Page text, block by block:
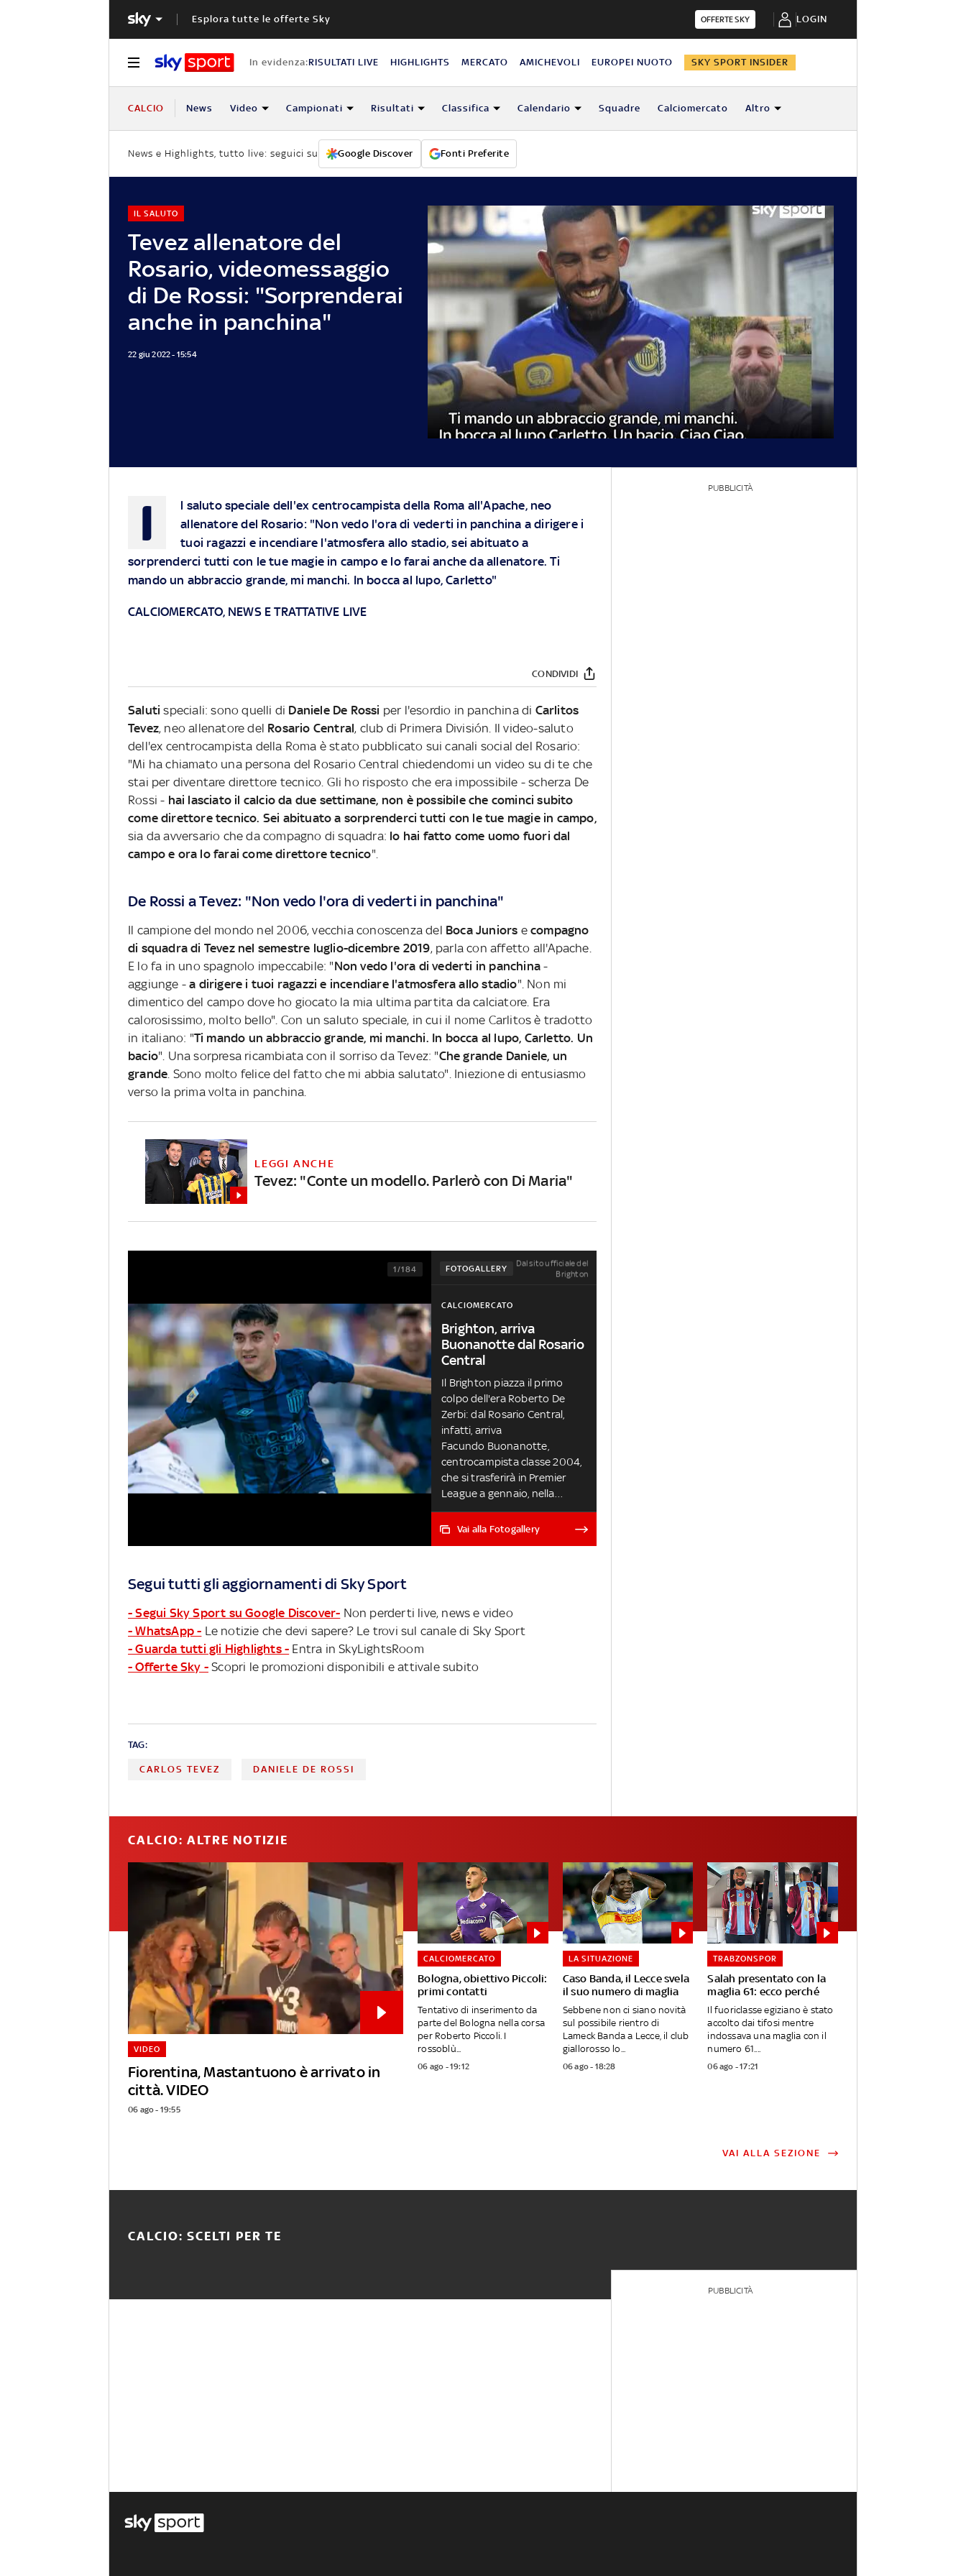
Esplora tutte le offerte Sky OFFERTE SKY LOGIN
In evidenza:RISULTATI LIVE HIGHLIGHTS MERCATO AMICHEVOLI EUROPEI NUOTO SKY SPORT INSIDER
CALCIO News Video Campionati Risultati Classifica Calendario Squadre Calciomercato Altro
News e Highlights, tutto live: seguici su Google Discover Fonti Preferite
Tevez allenatore del
Rosario, videomessaggio
di De Rossi: "Sorprenderai
anche in panchina"
IL SALUTO
22 giu 2022 - 15:54
I
l saluto speciale dell'ex centrocampista della Roma all'Apache, neo
allenatore del Rosario: "Non vedo l'ora di vederti in panchina a dirigere i
tuoi ragazzi e incendiare l'atmosfera allo stadio, sei abituato a
sorprenderci tutti con le tue magie in campo e lo farai anche da allenatore. Ti
mando un abbraccio grande, mi manchi. In bocca al lupo, Carletto"
CALCIOMERCATO, NEWS E TRATTATIVE LIVE
CONDIVIDI
Salutispeciali: sono quelli di Daniele De Rossi per l'esordio in panchina di Carlitos
Tevez, neo allenatore del Rosario Central, club di Primera División. Il video-saluto
dell'ex centrocampista della Roma è stato pubblicato sui canali social del Rosario:
"Mi ha chiamato una persona del Rosario Central chiedendomi un video su di te che
stai per diventare direttore tecnico. Gli ho risposto che era impossibile - scherza De
Rossi - hai lasciato il calcio da due settimane, non è possibile che cominci subito
come direttore tecnico. Sei abituato a sorprenderci tutti con le tue magie in campo,
sia da avversario che da compagno di squadra: lo hai fatto come uomo fuori dal
campo e ora lo farai come direttore tecnico".
De Rossi a Tevez: "Non vedo l'ora di vederti in panchina"
Il campione del mondo nel 2006, vecchia conoscenza del Boca Juniors ecompagno
di squadra di Tevez nel semestre luglio-dicembre 2019, parla con affetto all'Apache.
E lo fa in uno spagnolo impeccabile: "Non vedo l'ora di vederti in panchina-
aggiunge -a dirigere i tuoi ragazzi e incendiare l'atmosfera allo stadio". Non mi
dimentico del campo dove ho giocato la mia ultima partita da calciatore. Era
calorosissimo, molto bello". Con un saluto speciale, in cui il nome Carlitos è tradotto
in italiano: "Ti mando un abbraccio grande, mi manchi. In bocca al lupo, Carletto. Un
bacio". Una sorpresa ricambiata con il sorriso da Tevez: "Che grande Daniele, un
grande. Sono molto felice del fatto che mi abbia salutato". Iniezione di entusiasmo
verso la prima volta in panchina.
LEGGI ANCHE
Tevez: "Conte un modello. Parlerò con Di Maria"
FOTOGALLERY
Dal sito ufficiale del
Brighton
1/184
CALCIOMERCATO
Brighton, arriva
Buonanotte dal Rosario
Central
Il Brighton piazza il primo
colpo dell'era Roberto De
Zerbi: dal Rosario Central,
infatti, arriva
Facundo Buonanotte,
centrocampista classe 2004,
che si trasferirà in Premier
League a gennaio, nella
prossima finestra di
mercato. Ecco le principali
Vai alla Fotogallery
Segui tutti gli aggiornamenti di Sky Sport
- Segui Sky Sport su Google Discover- Non perderti live, news e video
- WhatsApp - Le notizie che devi sapere? Le trovi sul canale di Sky Sport
- Guarda tutti gli Highlights - Entra in SkyLightsRoom
- Offerte Sky - Scopri le promozioni disponibili e attivale subito
TAG:
CARLOS TEVEZ DANIELE DE ROSSI
PUBBLICITÀ
CALCIO: ALTRE NOTIZIE
Fiorentina, Mastantuono è arrivato in
città. VIDEO
VIDEO
06 ago - 19:55
Bologna, obiettivo Piccoli:
primi contatti
CALCIOMERCATO
Tentativo di inserimento da
parte del Bologna nella corsa
per Roberto Piccoli. I
rossoblù...
06 ago - 19:12
Caso Banda, il Lecce svela
il suo numero di maglia
LA SITUAZIONE
Sebbene non ci siano novità
sul possibile rientro di
Lameck Banda a Lecce, il club
giallorosso lo...
06 ago - 18:28
Salah presentato con la
maglia 61: ecco perché
TRABZONSPOR
Il fuoriclasse egiziano è stato
accolto dai tifosi mentre
indossava una maglia con il
numero 61....
06 ago - 17:21
VAI ALLA SEZIONE
CALCIO: SCELTI PER TE
PUBBLICITÀ